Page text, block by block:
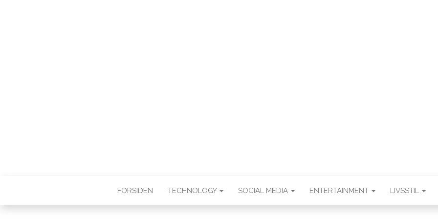
FORSIDEN TECHNOLOGY SOCIAL MEDIA ENTERTAINMENT LIVSSTIL